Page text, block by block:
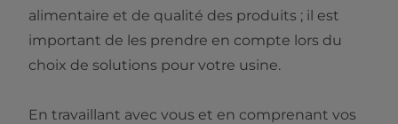
alimentaire et de qualité des produits ; il est
important de les prendre en compte lors du
choix de solutions pour votre usine.
En travaillant avec vous et en comprenant vos